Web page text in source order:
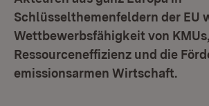
Schlüsselthemenfeldern der EU
Wettbewerbsfähigkeit von KMUs,
Ressourceneffizienz und die
emissionsarmen Wirtschaft.